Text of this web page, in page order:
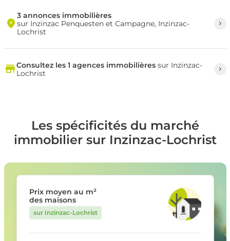
3 annonces immobilières
sur Inzinzac Penquesten et Campagne, Inzinzac-
Lochrist
Consultez les 1 agences immobilièressur Inzinzac-
Lochrist
Les spécificités du marché
immobilier sur Inzinzac-Lochrist
Prix moyen au m²
des maisons
sur Inzinzac-Lochrist